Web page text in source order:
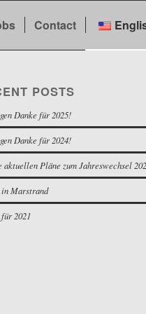
Contact
POSTS
Danke für 2025!
Danke für 2024!
aktuellen Pläne zum Jahreswechsel
in Marstrand
2021